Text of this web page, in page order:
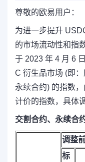
尊敬的欧易用户：
为进一步提升
的市场流动性和指
于 2023 年 4 月 6
C 衍生品市场 (即
永续合约) 的指数
计价的指数，具体
交割合约、永续合
调整
标